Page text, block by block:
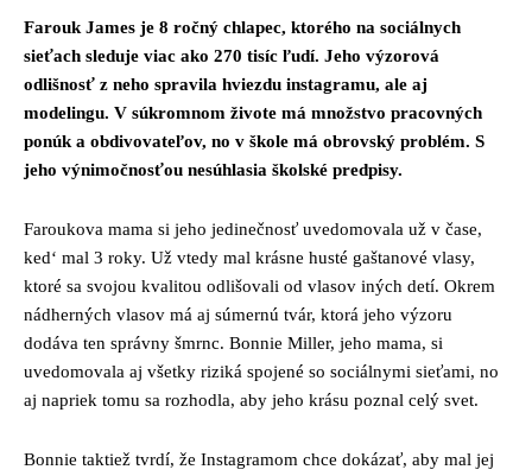
Farouk James je 8 ročný chlapec, ktorého na sociálnych
sieťach sleduje viac ako 270 tisíc ľudí. Jeho výzorová
odlišnosť z neho spravila hviezdu instagramu, ale aj
modelingu. V súkromnom živote má množstvo pracovných
ponúk a obdivovateľov, no v škole má obrovský problém. S
jeho výnimočnosťou nesúhlasia školské predpisy.
Faroukova mama si jeho jedinečnosť uvedomovala už v čase,
ked‘ mal 3 roky. Už vtedy mal krásne husté gaštanové vlasy,
ktoré sa svojou kvalitou odlišovali od vlasov iných detí. Okrem
nádherných vlasov má aj súmernú tvár, ktorá jeho výzoru
dodáva ten správny šmrnc. Bonnie Miller, jeho mama, si
uvedomovala aj všetky riziká spojené so sociálnymi sieťami, no
aj napriek tomu sa rozhodla, aby jeho krásu poznal celý svet.
Bonnie taktiež tvrdí, že Instagramom chce dokázať, aby mal jej